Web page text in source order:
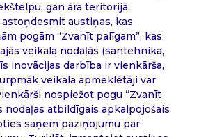
gan āra teritorijā.
austiņas, kas
pogām “Zvanīt palīgam”, kas
veikala nodaļās (santehnika,
inovācijas darbība ir vienkārša,
veikala apmeklētāji var
nospiežot pogu “Zvanīt
nodaļas atbildīgais apkalpojošais
saņem paziņojumu par